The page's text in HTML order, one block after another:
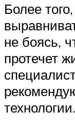
Более
не боясь,
протечет
технологии.